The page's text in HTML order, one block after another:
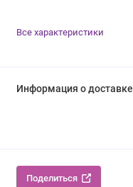
Все характеристики
Информация о доставке
Поделиться